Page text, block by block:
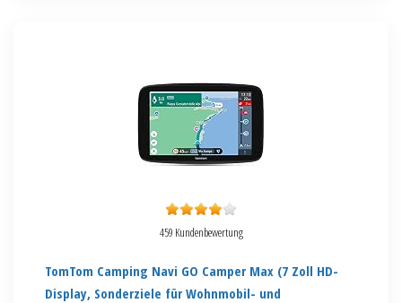
459 Kundenbewertung
TomTom Camping Navi GO Camper Max (7 Zoll HD-
Display, Sonderziele für Wohnmobil- und